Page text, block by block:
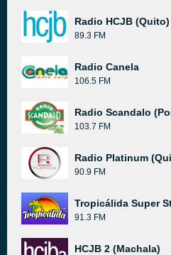
Radio HCJB (Quito)
89.3 FM
Radio Canela
106.5 FM
Radio Scandalo
103.7 FM
Radio Platinum
90.9 FM
Tropicálida Super
91.3 FM
HCJB 2 (Machala)